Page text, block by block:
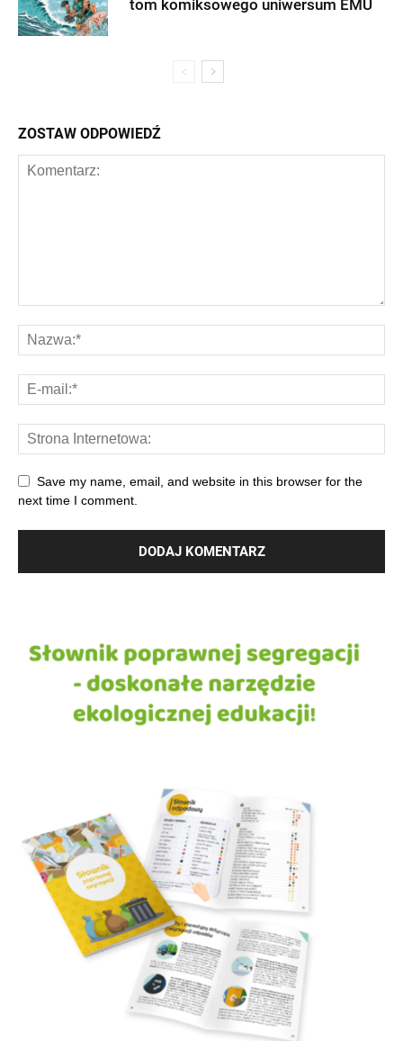
tom komiksowego uniwersum EMU
ZOSTAW ODPOWIEDŹ
Save my name, email, and website in this browser for the
next time I comment.